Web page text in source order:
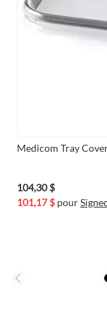
Medicom Tray
104,30 $
101,17 $ pour